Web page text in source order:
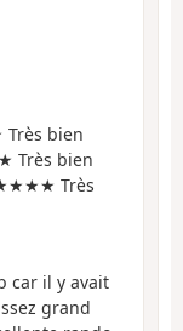
bien
bien
Très
car il y avait
grand